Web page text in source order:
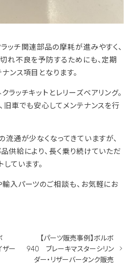
ッチ関連部品の摩耗が進みやすく、
れ不良を予防するためにも、定期
ンス項目となります。
ッチキットとレリーズベアリング。
旧車でも安心してメンテナンスを行
流通が少なくなってきていますが、
供給により、長く乗り続けていただ
ています。
入パーツのご相談も、お気軽にお
ザー
【パーツ販売事例】ボルボ
940 ブレーキマスターシリン
ダー・リザーバータンク販売